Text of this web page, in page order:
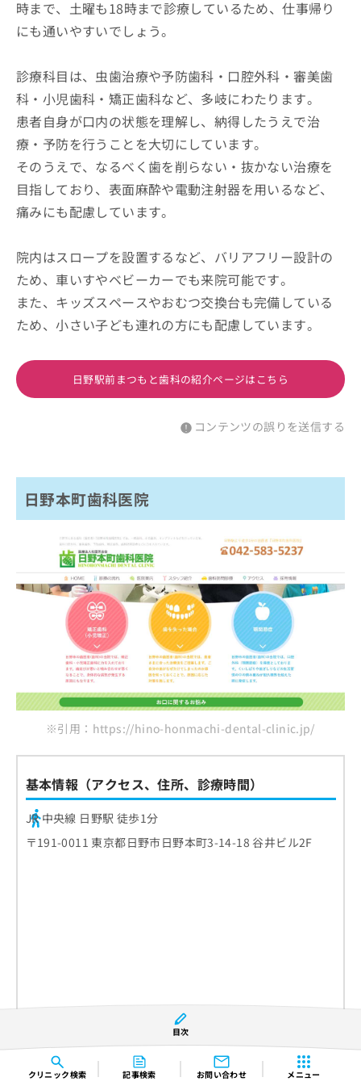
クリニック検索 記事検索 お問い合わせ メニュー
時まで、土曜も18時まで診療しているため、仕事帰り
にも通いやすいでしょう。
診療科目は、虫歯治療や予防歯科・口腔外科・審美歯
科・小児歯科・矯正歯科など、多岐にわたります。
患者自身が口内の状態を理解し、納得したうえで治
療・予防を行うことを大切にしています。
そのうえで、なるべく歯を削らない・抜かない治療を
目指しており、表面麻酔や電動注射器を用いるなど、
痛みにも配慮しています。
院内はスロープを設置するなど、バリアフリー設計の
ため、車いすやベビーカーでも来院可能です。
また、キッズスペースやおむつ交換台も完備している
ため、小さい子ども連れの方にも配慮しています。
日野駅前まつもと歯科の紹介ページはこちら
コンテンツの誤りを送信する
日野本町歯科医院
※引用：https://hino-honmachi-dental-clinic.jp/
基本情報（アクセス、住所、診療時間）
JR 中央線 日野駅 徒歩1分
〒191-0011 東京都日野市日野本町3-14-18 谷井ビル2F
目次